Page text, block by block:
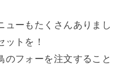
ューもたくさんありまし
ットを！
のフォーを注文すること